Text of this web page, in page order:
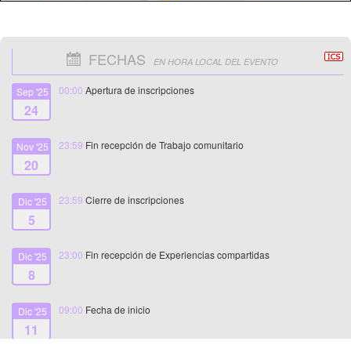
FECHAS EN HORA LOCAL DEL EVENTO
Sep '25
24
00:00 Apertura de inscripciones
Nov '25
20
23:59 Fin recepción de Trabajo comunitario
Dic '25
5
23:59 Cierre de inscripciones
Dic '25
8
23:00 Fin recepción de Experiencias compartidas
Dic '25
11
09:00 Fecha de inicio